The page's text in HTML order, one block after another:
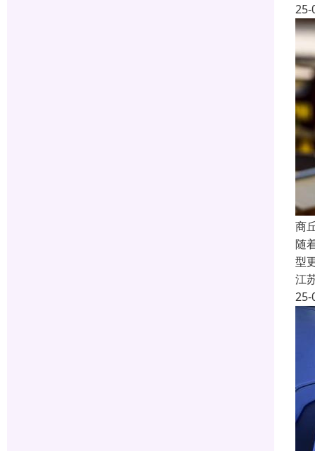
25-
商
随
型
江
25-